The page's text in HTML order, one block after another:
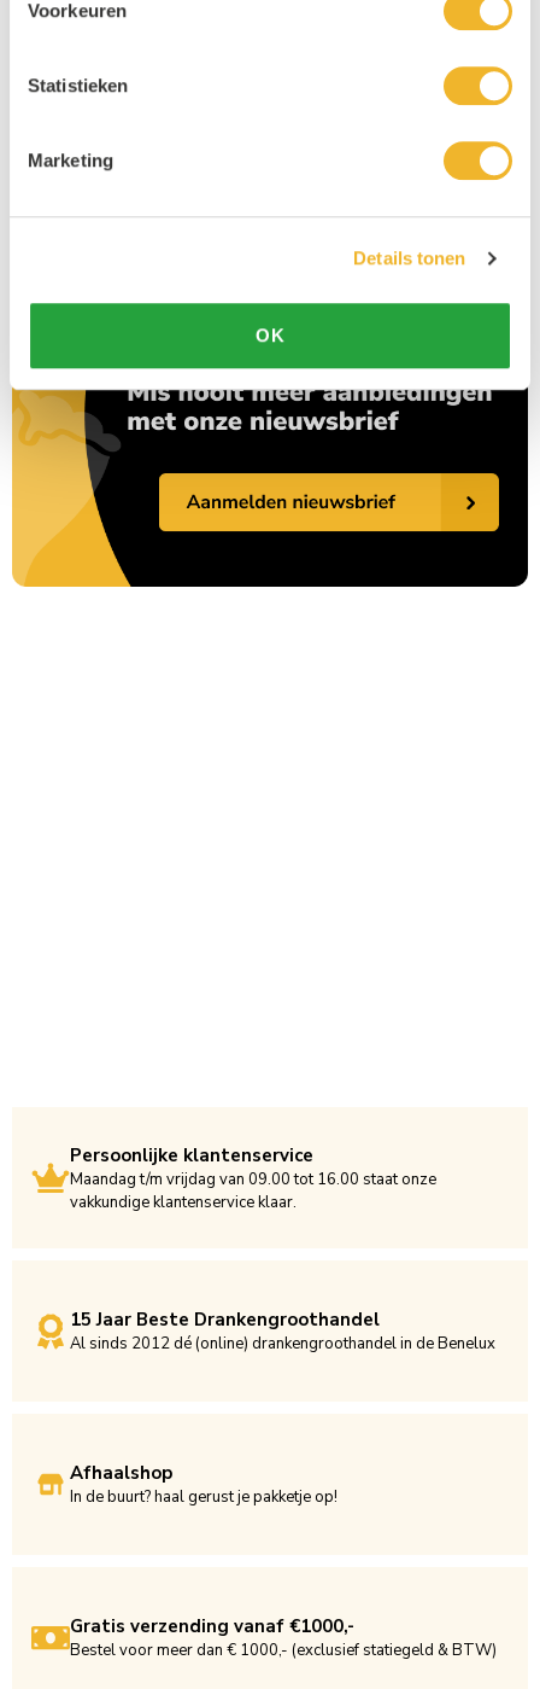
Voorkeuren
Statistieken
Marketing
Details tonen
OK
Persoonlijke klantenservice
Maandag t/m vrijdag van 09.00 tot 16.00 staat onze
vakkundige klantenservice klaar.
15 Jaar Beste Drankengroothandel
Al sinds 2012 dé (online) drankengroothandel in de Benelux
Afhaalshop
In de buurt? haal gerust je pakketje op!
Gratis verzending vanaf €1000,-
Bestel voor meer dan € 1000,- (exclusief statiegeld & BTW)